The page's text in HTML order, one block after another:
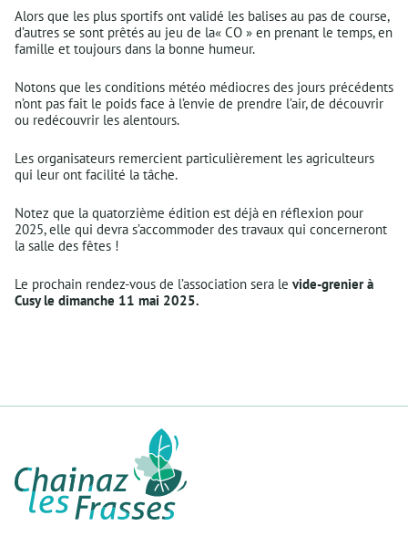
Alors que les plus sportifs ont validé les balises au pas de course,
d’autres se sont prêtés au jeu de la« CO » en prenant le temps, en
famille et toujours dans la bonne humeur.
Notons que les conditions météo médiocres des jours précédents
n’ont pas fait le poids face à l’envie de prendre l’air, de découvrir
ou redécouvrir les alentours.
Les organisateurs remercient particulièrement les agriculteurs
qui leur ont facilité la tâche.
Notez que la quatorzième édition est déjà en réflexion pour
2025, elle qui devra s’accommoder des travaux qui concerneront
la salle des fêtes !
Le prochain rendez-vous de l’association sera le vide-grenier à
Cusy le dimanche 11 mai 2025.